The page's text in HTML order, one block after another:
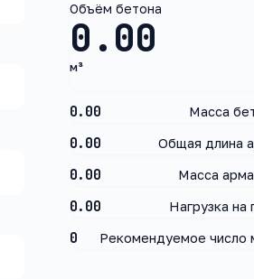
0.00
Объём бетона
м³
0.00 Масса
0.00 Общая длина
0.00 Масса
0.00 Нагрузка на
0 Рекомендуемое число